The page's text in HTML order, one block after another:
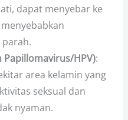
dapat menyebar ke
Papillomavirus/HPV):
area kelamin yang
seksual dan
nyaman.